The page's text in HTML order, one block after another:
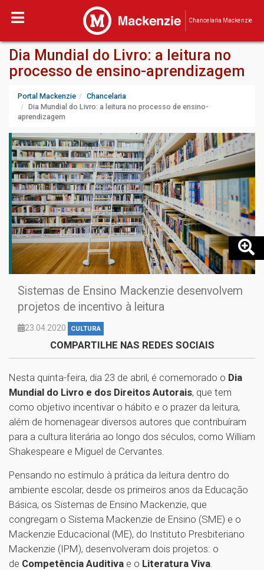
Chancelaria Mackenzie
Dia Mundial do Livro: a leitura no
processo de ensino-aprendizagem
Portal Mackenzie
Chancelaria
Dia Mundial do Livro: a leitura no processo de ensino-
aprendizagem
Sistemas de Ensino Mackenzie desenvolvem
projetos de incentivo à leitura
23.04.2020 CULTURA
COMPARTILHE NAS REDES SOCIAIS
Nesta quinta-feira, dia 23 de abril, é comemorado o Dia
Mundial do Livro e dos Direitos Autorais, que tem
como objetivo incentivar o hábito e o prazer da leitura,
além de homenagear diversos autores que contribuíram
para a cultura literária ao longo dos séculos, como William
Shakespeare e Miguel de Cervantes.
Pensando no estímulo à prática da leitura dentro do
ambiente escolar, desde os primeiros anos da Educação
Básica, os Sistemas de Ensino Mackenzie, que
congregam o Sistema Mackenzie de Ensino (SME) e o
Mackenzie Educacional (ME), do Instituto Presbiteriano
Mackenzie (IPM), desenvolveram dois projetos: o
de Competência Auditiva e o Literatura Viva